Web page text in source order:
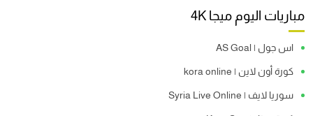
مباريات اليوم ميجا 4K
اس جول | AS Goal
كورة أون لاين | kora online
سوريا لايف | Syria Live Online